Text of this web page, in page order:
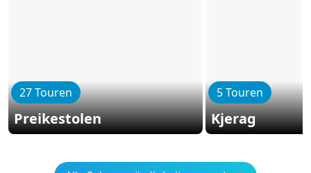
27 Touren
Preikestolen
5 Touren
Kjerag